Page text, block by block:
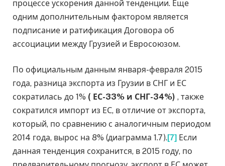
процессе ускорения данной тенденции. Еще
одним дополнительным фактором является
подписание и ратификация Договора об
ассоциации между Грузией и Евросоюзом.
По официальным данным января-февраля 2015
года, разница экспорта из Грузии в СНГ и ЕС
сократилась до 1% ( ЕС-33% и СНГ-34%) , также
сократился импорт из ЕС, в отличие от экспорта,
который, по сравнению с аналогичным периодом
2014 года, вырос на 8% (диаграмма 1.7).[7] Если
данная тенденция сохранится, в 2015 году, по